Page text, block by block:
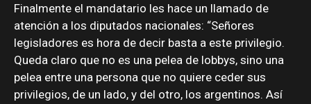
Finalmente el mandatario les hace un llamado de
atención a los diputados nacionales: “Señores
legisladores es hora de decir basta a este privilegio.
Queda claro que no es una pelea de lobbys, sino una
pelea entre una persona que no quiere ceder sus
privilegios, de un lado, y del otro, los argentinos. Así